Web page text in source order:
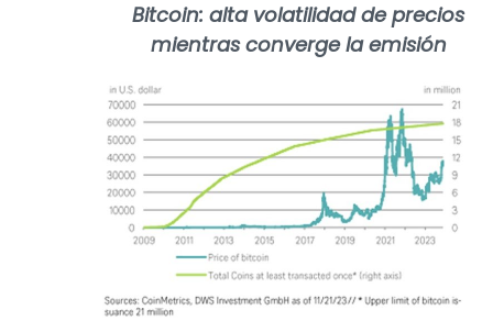
Bitcoin: alta volatilidad de precios
mientras converge la emisión